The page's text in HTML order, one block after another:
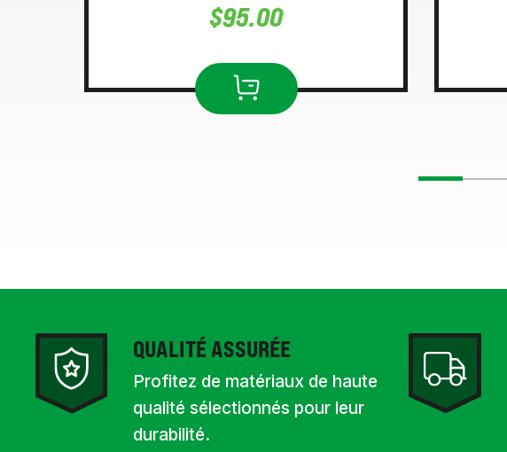
$95.00
QUALITÉ ASSURÉE
Profitez de matériaux de haute
qualité sélectionnés pour leur
durabilité.